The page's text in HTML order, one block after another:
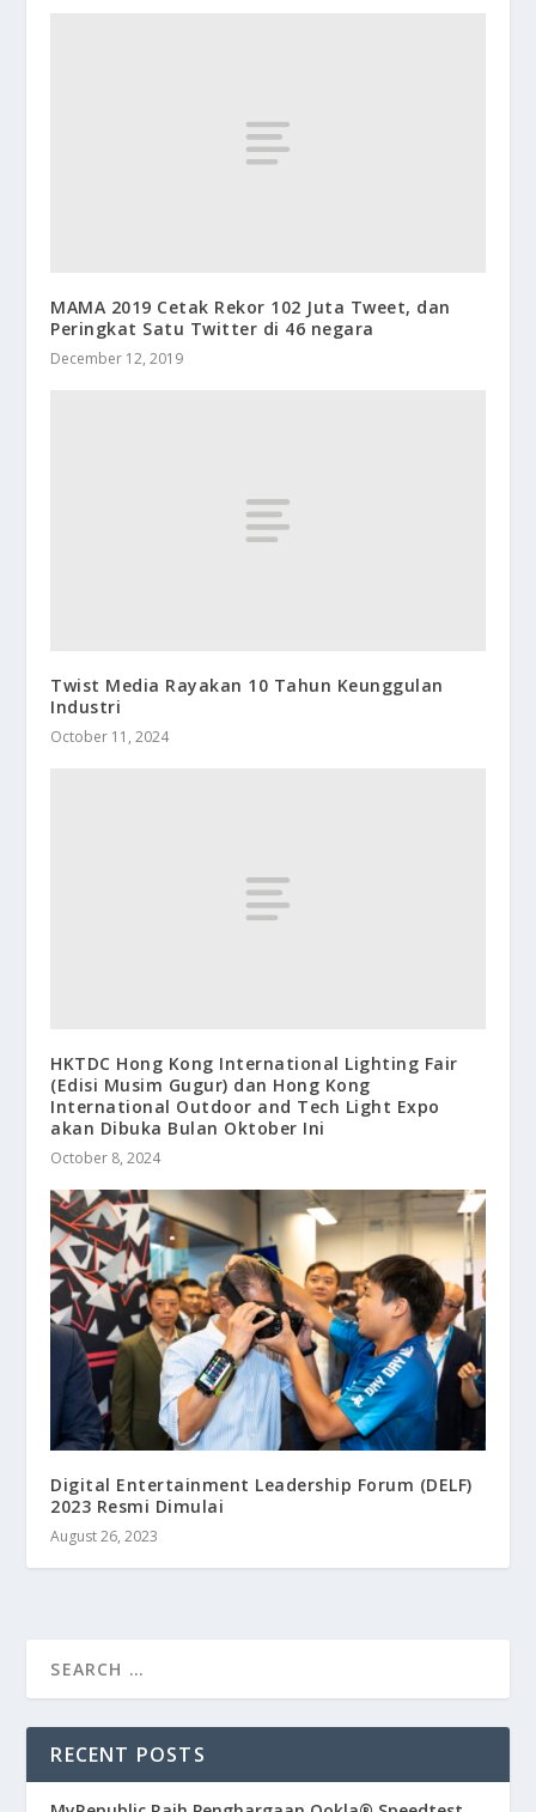
MAMA 2019 Cetak Rekor 102 Juta Tweet, dan
Peringkat Satu Twitter di 46 negara
December 12, 2019
Twist Media Rayakan 10 Tahun Keunggulan
Industri
October 11, 2024
HKTDC Hong Kong International Lighting Fair
(Edisi Musim Gugur) dan Hong Kong
International Outdoor and Tech Light Expo
akan Dibuka Bulan Oktober Ini
October 8, 2024
Digital Entertainment Leadership Forum (DELF)
2023 Resmi Dimulai
August 26, 2023
RECENT POSTS